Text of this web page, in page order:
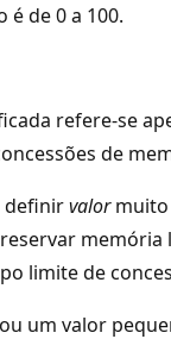
de 0 a 100.
refere-se
de
definirvalormuito
limite de
um valor